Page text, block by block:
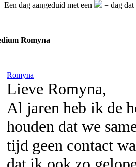
Een dag aangeduid met een = dag dat
Romyna
Romyna
Lieve Romyna,
Al jaren heb ik de
houden dat we
tijd geen contact